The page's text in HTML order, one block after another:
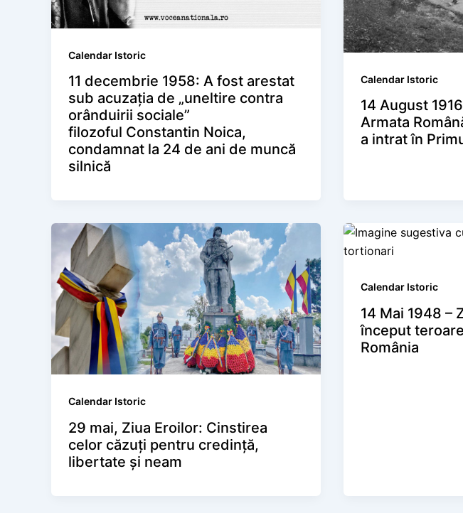
Calendar Istoric
11 decembrie 1958: A fost arestat
sub acuzația de „uneltire contra
orânduirii sociale”
filozoful Constantin Noica,
condamnat la 24 de ani de muncă
silnică
Calendar Istoric
14 August
Armata
a intrat în
Calendar Istoric
29 mai, Ziua Eroilor: Cinstirea
celor căzuți pentru credință,
libertate și neam
Calendar Istoric
14 Mai 1948 –
început
România